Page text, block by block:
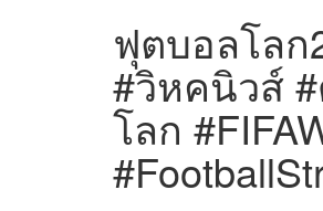
ฟุตบอลโลก
#วิหคนิวส์
โลก